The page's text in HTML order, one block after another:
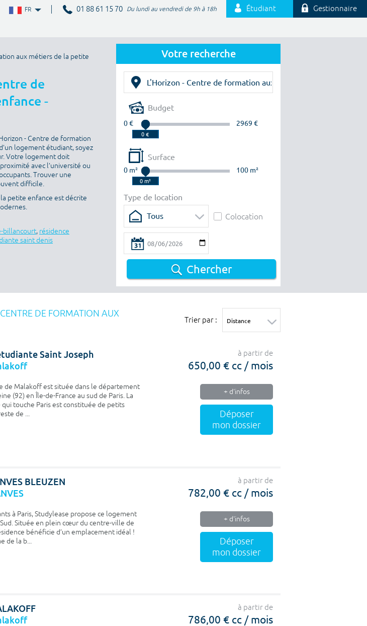
FR 01 88 61 15 70 Du lundi au vendredi de 9h à 18h Étudiant Gestionnaire
Votre recherche
Budget
0 € 2969 €
Surface
0 m² 100 m²
Type de location
Tous
Colocation
Chercher
aux métiers de la petite
de
-
- Centre de formation
logement étudiant, soyez
Votre logement doit
avec l’université ou
Trouver une
difficile.
petite enfance est décrite
billancourt, résidence
saint denis
DE FORMATION AUX
Trier par :
Saint Joseph
de Malakoff est située dans le département
(92) en Île-de-France au sud de Paris. La
touche Paris est constituée de petits
de ...
à partir de
650,00 € cc / mois
+ d'infos
Déposer
mon dossier
BLEUZEN
à Paris, Studylease propose ce logement
Située en plein cœur du centre-ville de
bénéficie d’un emplacement idéal !
de la b...
à partir de
782,00 € cc / mois
+ d'infos
Déposer
mon dossier
à partir de
786,00 € cc / mois